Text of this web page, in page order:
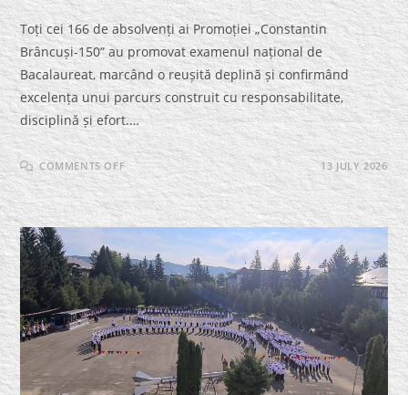
Toți cei 166 de absolvenți ai Promoției „Constantin
Brâncuși-150” au promovat examenul național de
Bacalaureat, marcând o reușită deplină și confirmând
excelența unui parcurs construit cu responsabilitate,
disciplină și efort.…
COMMENTS OFFON
100%
RATĂ
DE
PROMOVARE
LA
EXAMENUL
DE
BACALAUREAT
13 JULY 2026